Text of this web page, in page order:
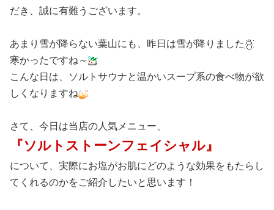
だき、誠に有難うございます。
あまり雪が降らない葉山にも、昨日は雪が降りました
寒かったですね～
こんな日は、ソルトサウナと温かいスープ系の食べ物が欲
しくなりますね
さて、今日は当店の人気メニュー、
『ソルトストーンフェイシャル』
について、実際にお塩がお肌にどのような効果をもたらし
てくれるのかをご紹介したいと思います！